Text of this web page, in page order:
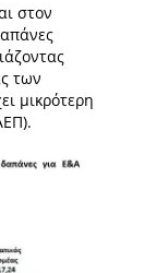
στον
των
μικρότερη